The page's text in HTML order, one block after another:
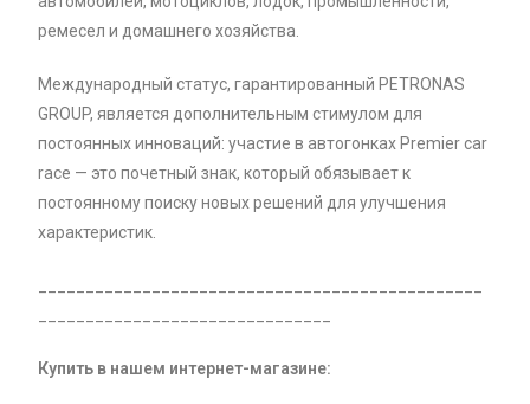
ремесел и домашнего хозяйства.
Международный статус, гарантированный PETRONAS
GROUP, является дополнительным стимулом для
постоянных инноваций: участие в автогонках Premier car
race — это почетный знак, который обязывает к
постоянному поиску новых решений для улучшения
характеристик.
Купить в нашем интернет-магазине: